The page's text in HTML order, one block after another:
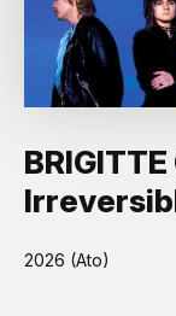
2026 (Ato)